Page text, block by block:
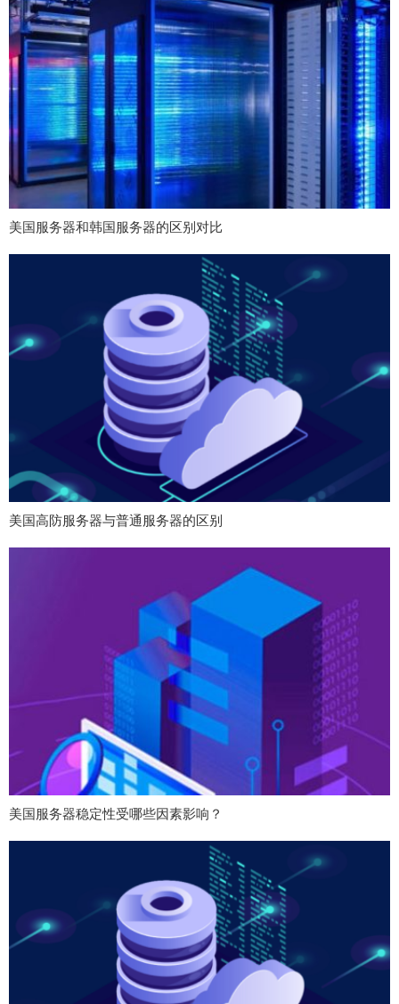
美国服务器和韩国服务器的区别对比
美国高防服务器与普通服务器的区别
美国服务器稳定性受哪些因素影响？